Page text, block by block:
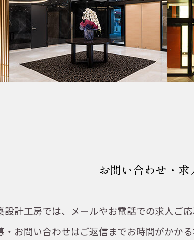
お問い合わせ・求
計工房では、メールやお電話での求人ご応
・お問い合わせはご返信までお時間がかか